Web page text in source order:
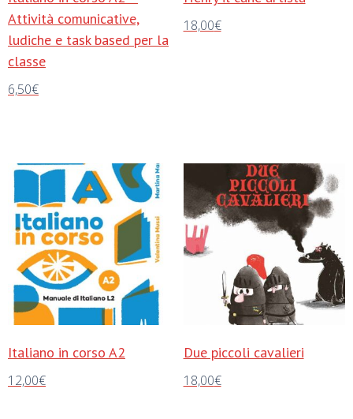
Attività comunicative,
ludiche e task based per la
classe
6,50€
18,00€
Italiano in corso A2
12,00€
Due piccoli cavalieri
18,00€